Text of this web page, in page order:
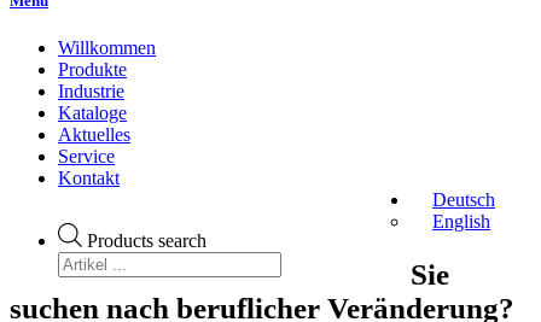
Willkommen
Produkte
Industrie
Kataloge
Aktuelles
Service
Kontakt
Products search
Deutsch
English
Sie
suchen nach beruflicher Veränderung?